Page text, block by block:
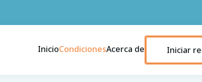
InicioCondicionesAcerca de Iniciar